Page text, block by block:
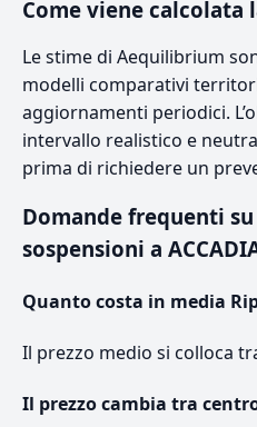
Come viene calcolata
Le stime di Aequilibrium
modelli comparativi
aggiornamenti periodici.
intervallo realistico e
prima di richiedere un
Domande frequenti
sospensioni a
Quanto costa in media
Il prezzo medio si colloca
Il prezzo cambia tra